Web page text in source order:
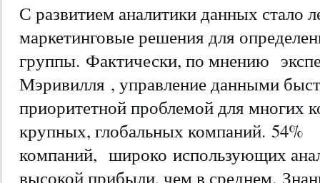
С развитием аналитики данных стало
маркетинговые решения для
группы. Фактически, по мнению
Мэривилля , управление данными
приоритетной проблемой для многих
крупных, глобальных компаний. 54%
компаний, широко использующих
высокой прибыли, чем в среднем.